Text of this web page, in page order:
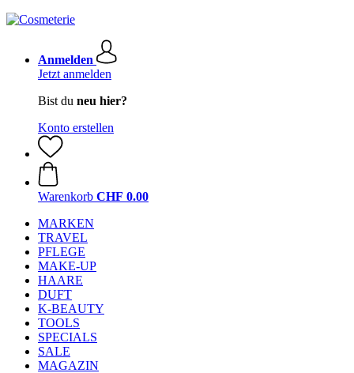
Anmelden
Jetzt anmelden
Bist du neu hier?
Konto erstellen
Warenkorb CHF 0.00
MARKEN
TRAVEL
PFLEGE
MAKE-UP
HAARE
DUFT
K-BEAUTY
TOOLS
SPECIALS
SALE
MAGAZIN